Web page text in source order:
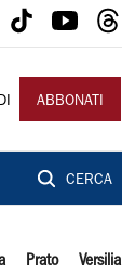
ABBONATI
CERCA
Prato Versilia